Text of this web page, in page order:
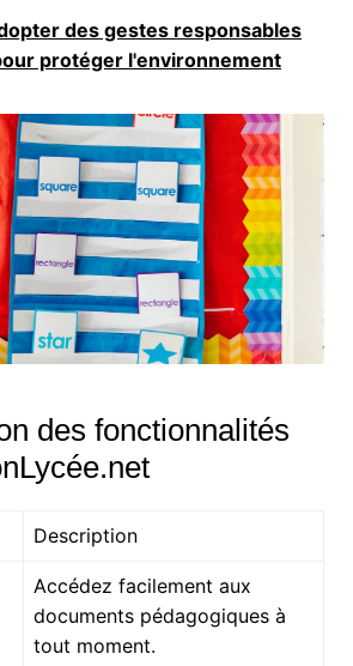
des gestes responsables
protéger l'environnement
des fonctionnalités
Description
Accédez facilement aux
documents pédagogiques à
tout moment.